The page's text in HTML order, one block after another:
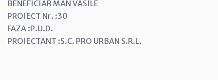
BENEFICIAR MAN VASILE
PROIECT Nr. :30
FAZA :P.U.D.
PROIECTANT :S.C. PRO URBAN S.R.L.